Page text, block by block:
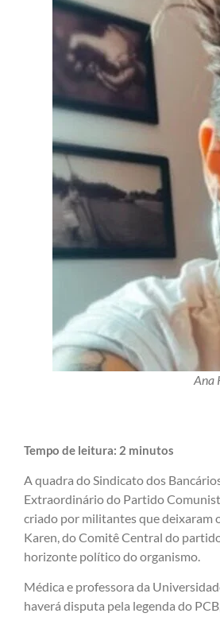
Ana
Tempo de leitura: 2 minutos
A quadra do Sindicato dos
Extraordinário do Partido
criado por militantes que deixaram
Karen, do Comitê Central do
horizonte político do organismo.
Médica e professora da
haverá disputa pela legenda do